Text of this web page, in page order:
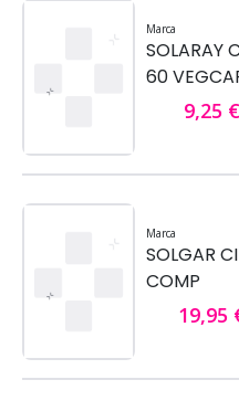
Marca
SOLARAY
60
9,25 €
Marca
SOLGAR
COMP
19,95